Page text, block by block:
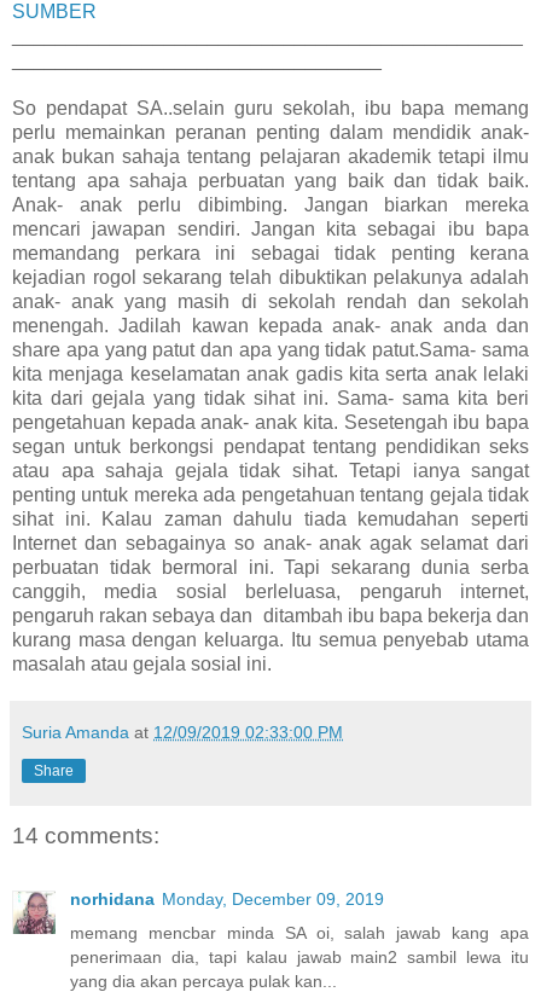
SUMBER
So pendapat SA..selain guru sekolah, ibu bapa memang
perlu memainkan peranan penting dalam mendidik anak-
anak bukan sahaja tentang pelajaran akademik tetapi ilmu
tentang apa sahaja perbuatan yang baik dan tidak baik.
Anak- anak perlu dibimbing. Jangan biarkan mereka
mencari jawapan sendiri. Jangan kita sebagai ibu bapa
memandang perkara ini sebagai tidak penting kerana
kejadian rogol sekarang telah dibuktikan pelakunya adalah
anak- anak yang masih di sekolah rendah dan sekolah
menengah. Jadilah kawan kepada anak- anak anda dan
share apa yang patut dan apa yang tidak patut.Sama- sama
kita menjaga keselamatan anak gadis kita serta anak lelaki
kita dari gejala yang tidak sihat ini. Sama- sama kita beri
pengetahuan kepada anak- anak kita. Sesetengah ibu bapa
segan untuk berkongsi pendapat tentang pendidikan seks
atau apa sahaja gejala tidak sihat. Tetapi ianya sangat
penting untuk mereka ada pengetahuan tentang gejala tidak
sihat ini. Kalau zaman dahulu tiada kemudahan seperti
Internet dan sebagainya so anak- anak agak selamat dari
perbuatan tidak bermoral ini. Tapi sekarang dunia serba
canggih, media sosial berleluasa, pengaruh internet,
pengaruh rakan sebaya dan ditambah ibu bapa bekerja dan
kurang masa dengan keluarga. Itu semua penyebab utama
masalah atau gejala sosial ini.
Suria Amanda at 12/09/2019 02:33:00 PM
Share
14 comments:
norhidana Monday, December 09, 2019
memang mencbar minda SA oi, salah jawab kang apa
penerimaan dia, tapi kalau jawab main2 sambil lewa itu
yang dia akan percaya pulak kan...